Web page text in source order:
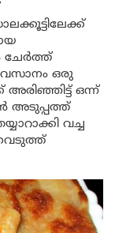
ചേർത്ത്
ഒരു
അരിഞ്ഞിട്ട് ഒന്ന്
അടുപ്പത്ത്
വച്ച